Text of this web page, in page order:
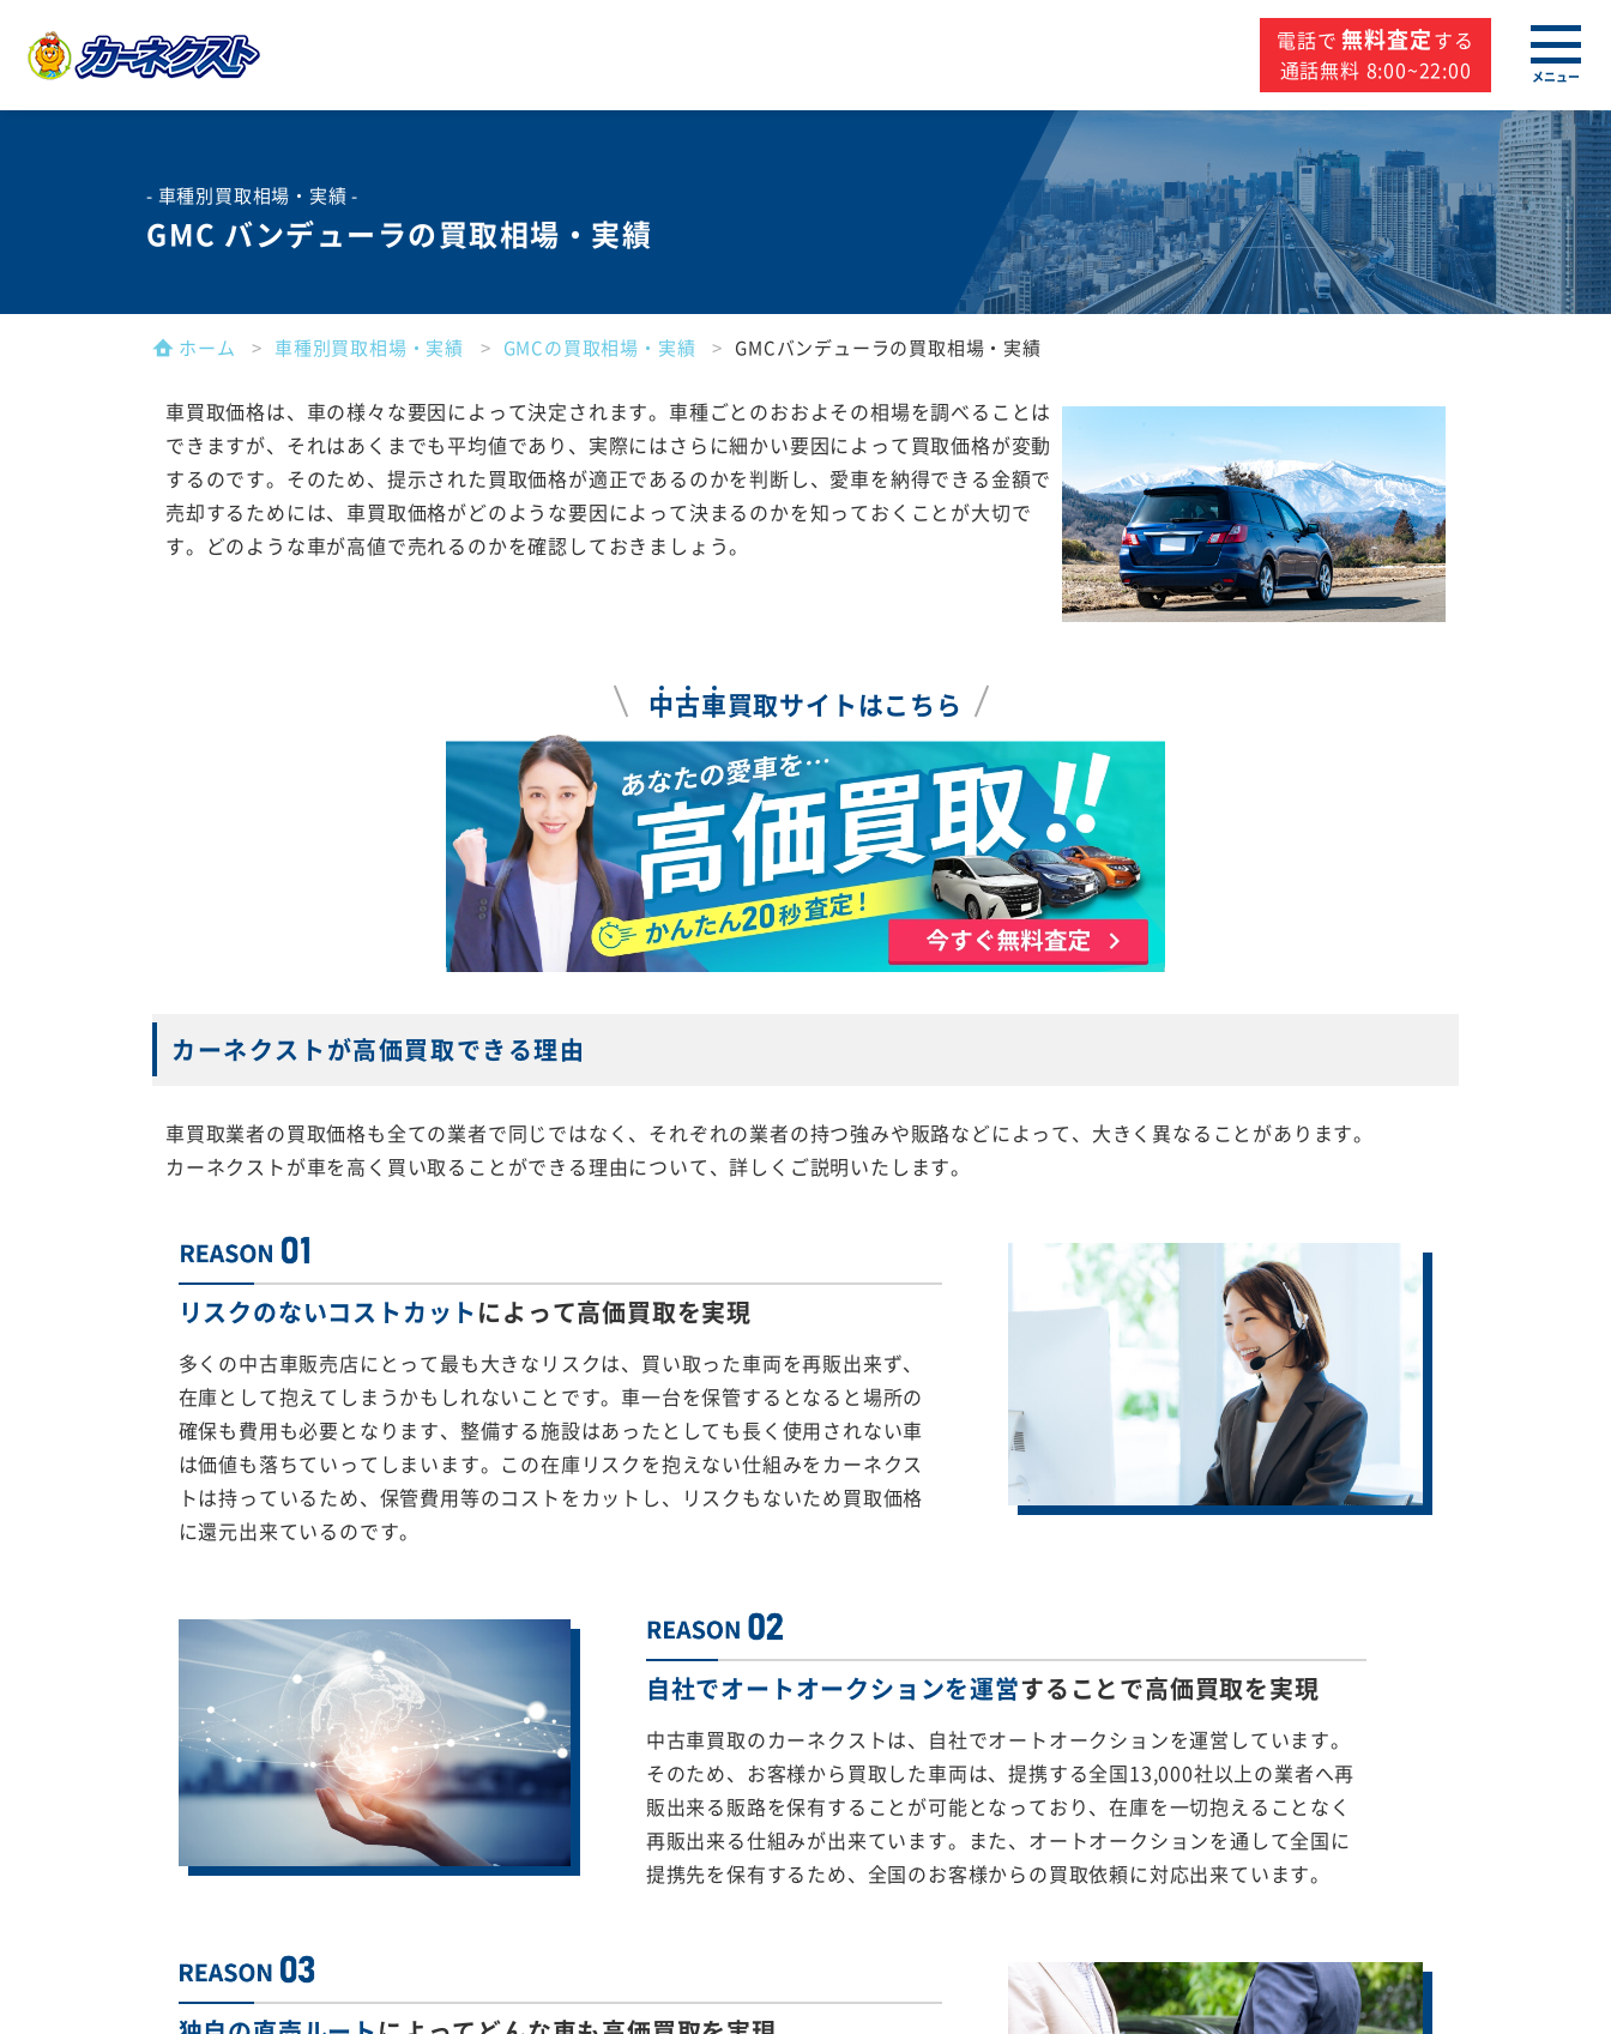
電話で 無料査定する
通話無料 8:00~22:00
メニュー
- 車種別買取相場・実績 -
GMC バンデューラの買取相場・実績
ホーム 車種別買取相場・実績 GMCの買取相場・実績 GMCバンデューラの買取相場・実績
車買取価格は、車の様々な要因によって決定されます。車種ごとのおおよその相場を調べることは
できますが、それはあくまでも平均値であり、実際にはさらに細かい要因によって買取価格が変動
するのです。そのため、提示された買取価格が適正であるのかを判断し、愛車を納得できる金額で
売却するためには、車買取価格がどのような要因によって決まるのかを知っておくことが大切で
す。どのような車が高値で売れるのかを確認しておきましょう。
中古車買取サイトはこちら
カーネクストが高価買取できる理由
車買取業者の買取価格も全ての業者で同じではなく、それぞれの業者の持つ強みや販路などによって、大きく異なることがあります。
カーネクストが車を高く買い取ることができる理由について、詳しくご説明いたします。
リスクのないコストカットによって高価買取を実現
多くの中古車販売店にとって最も大きなリスクは、買い取った車両を再販出来ず、
在庫として抱えてしまうかもしれないことです。車一台を保管するとなると場所の
確保も費用も必要となります、整備する施設はあったとしても長く使用されない車
は価値も落ちていってしまいます。この在庫リスクを抱えない仕組みをカーネクス
トは持っているため、保管費用等のコストをカットし、リスクもないため買取価格
に還元出来ているのです。
自社でオートオークションを運営することで高価買取を実現
中古車買取のカーネクストは、自社でオートオークションを運営しています。
そのため、お客様から買取した車両は、提携する全国13,000社以上の業者へ再
販出来る販路を保有することが可能となっており、在庫を一切抱えることなく
再販出来る仕組みが出来ています。また、オートオークションを通して全国に
提携先を保有するため、全国のお客様からの買取依頼に対応出来ています。